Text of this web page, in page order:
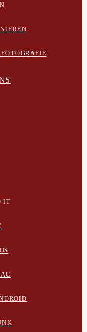
IT